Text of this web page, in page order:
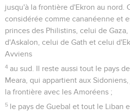
jusqu'à la frontière d'Ekron au nord.
considérée comme cananéenne et
princes des Philistins, celui de
d'Askalon, celui de Gath et celui
Avviens
4 au sud. Il reste aussi tout le pays
Meara, qui appartient aux
la frontière avec les Amoréens ;
5 le pays de Guebal et tout le Liban